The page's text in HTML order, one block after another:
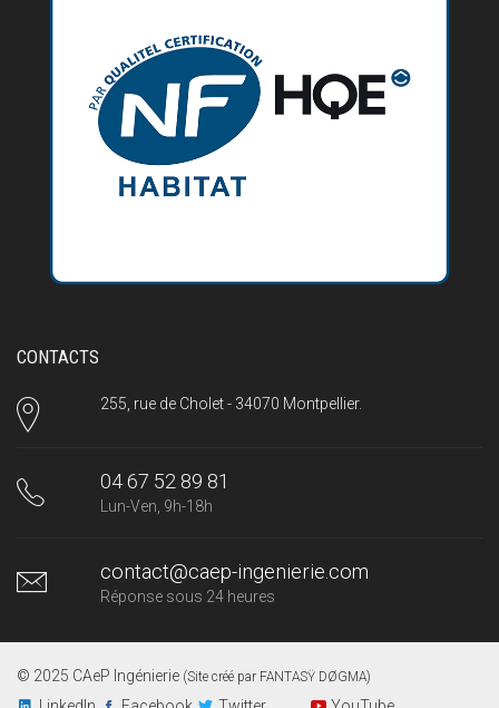
CONTACTS
255, rue de Cholet - 34070 Montpellier.
04 67 52 89 81
Lun-Ven, 9h-18h
contact@caep-ingenierie.com
Réponse sous 24 heures
© 2025 CAeP Ingénierie (Site créé par FANTASŸ DØGMA)